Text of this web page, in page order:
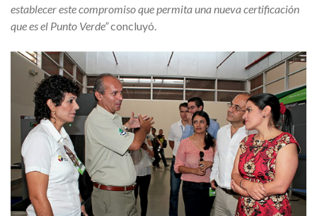
establecer este compromiso que permita una nueva certificación
que es el Punto Verde”concluyó.